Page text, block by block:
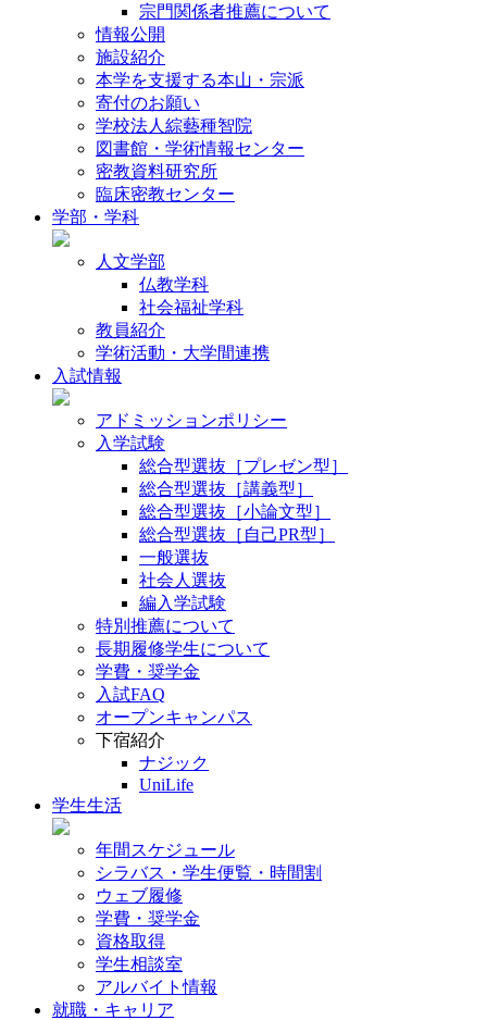
宗門関係者推薦について
情報公開
施設紹介
本学を支援する本山・宗派
寄付のお願い
学校法人綜藝種智院
図書館・学術情報センター
密教資料研究所
臨床密教センター
学部・学科
人文学部
仏教学科
社会福祉学科
教員紹介
学術活動・大学間連携
入試情報
アドミッションポリシー
入学試験
総合型選抜［プレゼン型］
総合型選抜［講義型］
総合型選抜［小論文型］
総合型選抜［自己PR型］
一般選抜
社会人選抜
編入学試験
特別推薦について
長期履修学生について
学費・奨学金
入試FAQ
オープンキャンパス
下宿紹介
ナジック
UniLife
学生生活
年間スケジュール
シラバス・学生便覧・時間割
ウェブ履修
学費・奨学金
資格取得
学生相談室
アルバイト情報
就職・キャリア